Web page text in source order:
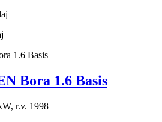
Bora 1.6 Basis
r.v. 1998